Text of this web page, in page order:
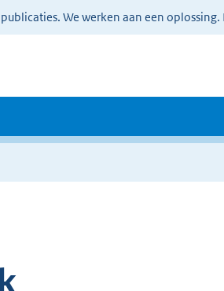
We werken aan een oplossing.